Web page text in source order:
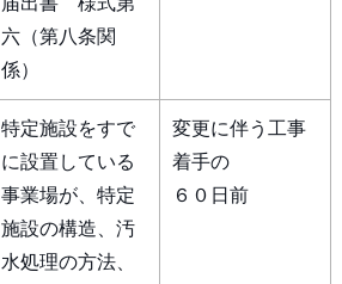
六（第八条関
係）
特定施設をすで
に設置している
事業場が、特定
施設の構造、汚
水処理の方法、
変更に伴う工事
着手の
６０日前